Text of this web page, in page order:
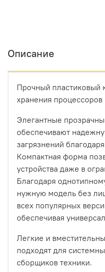
Описание
Прочный пластиковый
хранения процессоров
Элегантные
обеспечивают
загрязнений
Компактная форма
устройства даже в
Благодаря
нужную модель без
всех популярных
обеспечивая
Легкие и
подходят для
сборщиков техники.